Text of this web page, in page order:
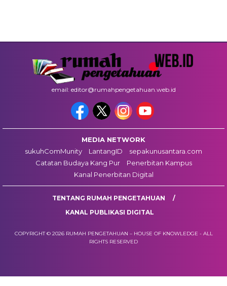
email: editor@rumahpengetahuan.web.id
MEDIA NETWORK
sukuhComMunity
LantangID
sepakunusantara.com
Catatan Budaya Kang Pur
Penerbitan Kampus
Kanal Penerbitan Digital
TENTANG RUMAH PENGETAHUAN
KANAL PUBLIKASI DIGITAL
COPYRIGHT © 2026 RUMAH PENGETAHUAN – HOUSE OF KNOWLEDGE - ALL
RIGHTS RESERVED